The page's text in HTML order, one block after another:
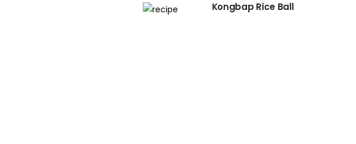
Kongbap Rice Ball